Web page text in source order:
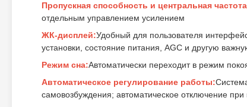
Пропускная способность и центральная
отдельным управлением усилением
ЖК-дисплей:Удобный для пользователя
установки, состояние питания, AGC и другую
Режим сна:Автоматически переходит в режим
Автоматическое регулирование работы:
самовозбуждения; автоматическое отключение